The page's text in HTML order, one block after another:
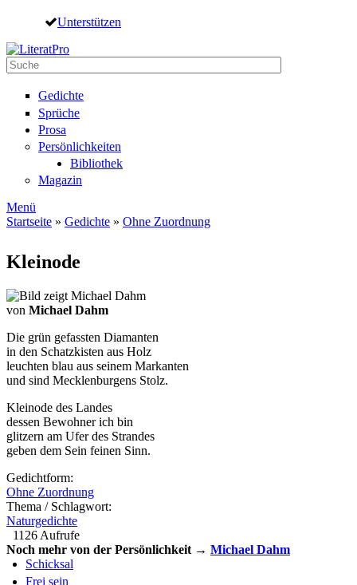
Direkt zum Inhalt
Unterstützen
Suche
Gedichte
Sprüche
Prosa
Persönlichkeiten
Bibliothek
Magazin
Menü
Startseite » Gedichte » Ohne Zuordnung
Kleinode
von Michael Dahm
Die grün gefassten Diamanten
in den Schatzkisten aus Holz
leuchten blau aus seinem Markanten
und sind Mecklenburgens Stolz.
Kleinode des Landes
dessen Bewohner ich bin
glitzern am Ufer des Strandes
geben dem Sein feinen Sinn.
Gedichtform:
Ohne Zuordnung
Thema / Schlagwort:
Naturgedichte
1126 Aufrufe
Noch mehr von der Persönlichkeit → Michael Dahm
Schicksal
Frei sein